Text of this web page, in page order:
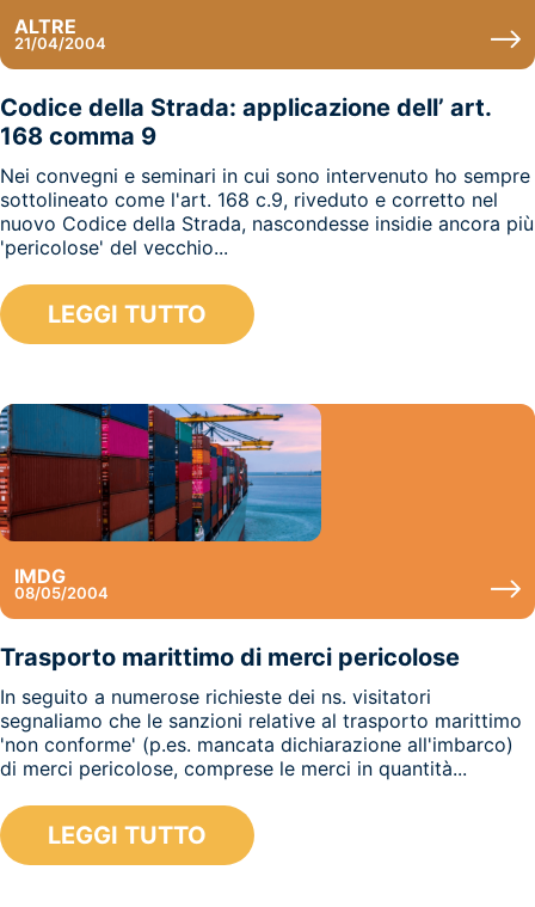
ALTRE
21/04/2004
Codice della Strada: applicazione dell’ art.
168 comma 9
Nei convegni e seminari in cui sono intervenuto ho sempre
sottolineato come l'art. 168 c.9, riveduto e corretto nel
nuovo Codice della Strada, nascondesse insidie ancora più
'pericolose' del vecchio...
LEGGI TUTTO
IMDG
08/05/2004
Trasporto marittimo di merci pericolose
In seguito a numerose richieste dei ns. visitatori
segnaliamo che le sanzioni relative al trasporto marittimo
'non conforme' (p.es. mancata dichiarazione all'imbarco)
di merci pericolose, comprese le merci in quantità...
LEGGI TUTTO